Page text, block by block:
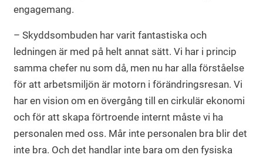
engagemang.
– Skyddsombuden har varit fantastiska och
ledningen är med på helt annat sätt. Vi har i princip
samma chefer nu som då, men nu har alla förståelse
för att arbetsmiljön är motorn i förändringsresan. Vi
har en vision om en övergång till en cirkulär ekonomi
och för att skapa förtroende internt måste vi ha
personalen med oss. Mår inte personalen bra blir det
inte bra. Och det handlar inte bara om den fysiska